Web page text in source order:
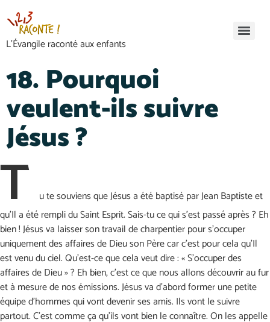
L’Évangile raconté aux enfants
18. Pourquoi
veulent-ils suivre
Jésus ?
T
u te souviens que Jésus a été baptisé par Jean Baptiste et
qu’Il a été rempli du Saint Esprit. Sais-tu ce qui s’est passé après ? Eh
bien ! Jésus va laisser son travail de charpentier pour s’occuper
uniquement des affaires de Dieu son Père car c’est pour cela qu’Il
est venu du ciel. Qu’est-ce que cela veut dire : « S’occuper des
affaires de Dieu » ? Eh bien, c’est ce que nous allons découvrir au fur
et à mesure de nos émissions. Jésus va d’abord former une petite
équipe d’hommes qui vont devenir ses amis. Ils vont le suivre
partout. C’est comme ça qu’ils vont bien le connaître. On les appelle